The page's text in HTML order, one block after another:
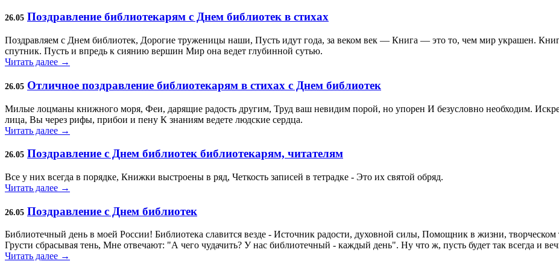
26.05 Поздравление библиотекарям с Днем библиотек в стихах
Поздравляем с Днем библиотек, Дорогие труженицы наши, Пусть идут года, за веком век — Книга — это то, чем мир украшен.
спутник. Пусть и впредь к сиянию вершин Мир она ведет глубинной сутью.
Читать далее →
26.05 Отличное поздравление библиотекарям в стихах с Днем библиотек
Милые лоцманы книжного моря, Феи, дарящие радость другим, Труд ваш невидим порой, но упорен И безусловно необходим.
лица, Вы через рифы, прибои и пену К знаниям ведете людские сердца.
Читать далее →
26.05 Поздравление с Днем библиотек библиотекарям, читателям
Все у них всегда в порядке, Книжки выстроены в ряд, Четкость записей в тетрадке - Это их святой обряд.
Читать далее →
26.05 Поздравление с Днем библиотек
Библиотечный день в моей России! Библиотека славится везде - Источник радости, духовной силы, Помощник в жизни,
Грусти сбрасывая тень, Мне отвечают: "А чего чудачить? У нас библиотечный - каждый день". Ну что ж, пусть будет так всегда и
Читать далее →